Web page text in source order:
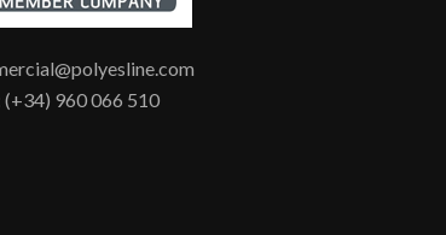
(+34) 960 066 510